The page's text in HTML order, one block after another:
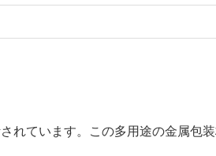
ています。この多用途の金属包装